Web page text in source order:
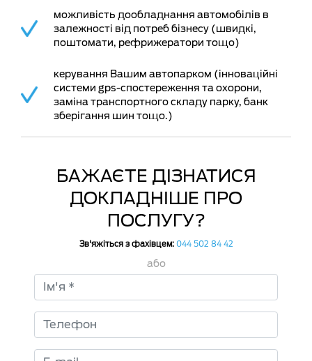
можливість дообладнання автомобілів в
залежності від потреб бізнесу (швидкі,
поштомати, рефрижератори тощо)
керування Вашим автопарком (інноваційні
системи gps-спостереження та охорони,
заміна транспортного складу парку, банк
зберігання шин тощо.)
БАЖАЄТЕ ДІЗНАТИСЯ
ДОКЛАДНІШЕ ПРО
ПОСЛУГУ?
Зв'яжіться з фахівцем: 044 502 84 42
або